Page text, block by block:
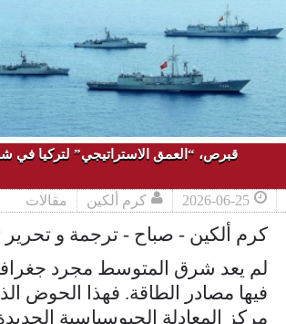
قبرص، “العمق الاستراتيجي” لتركيا في
2026-06-25 كرم ألكين مقالات
كرم ألكين - صباح - ترجمة و
لم يعد شرق المتوسط مجرد
فيها مصادر الطاقة. فهذا الحوض
مركز المعادلة الجيوسياسية